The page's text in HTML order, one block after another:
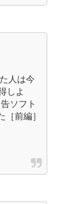
人は今
しよ
ソフト
前編］